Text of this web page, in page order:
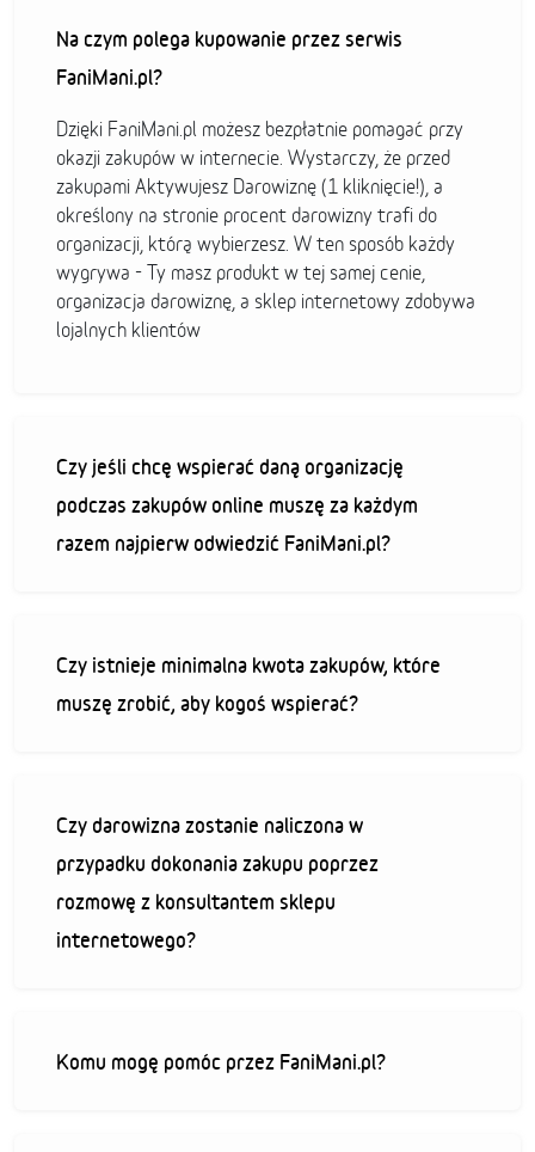
Na czym polega kupowanie przez serwis
FaniMani.pl?
Dzięki FaniMani.pl możesz bezpłatnie pomagać przy
okazji zakupów w internecie. Wystarczy, że przed
zakupami Aktywujesz Darowiznę (1 kliknięcie!), a
określony na stronie procent darowizny trafi do
organizacji, którą wybierzesz. W ten sposób każdy
wygrywa - Ty masz produkt w tej samej cenie,
organizacja darowiznę, a sklep internetowy zdobywa
lojalnych klientów
Czy jeśli chcę wspierać daną organizację
podczas zakupów online muszę za każdym
razem najpierw odwiedzić FaniMani.pl?
Czy istnieje minimalna kwota zakupów, które
muszę zrobić, aby kogoś wspierać?
Czy darowizna zostanie naliczona w
przypadku dokonania zakupu poprzez
rozmowę z konsultantem sklepu
internetowego?
Komu mogę pomóc przez FaniMani.pl?